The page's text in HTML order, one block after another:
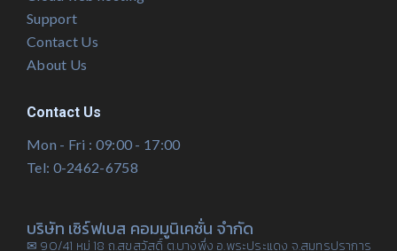
Support
Contact Us
About Us
Contact Us
Mon - Fri : 09:00 - 17:00
Tel: 0-2462-6758
บริษัท เซิร์ฟเบส คอมมูนิเคชั่น จำกัด
✉ 90/41 หมู่ 18 ถ.สุขสวัสดิ์ ต.บางพึ่ง อ.พระประแดง จ.สมุทรปราการ